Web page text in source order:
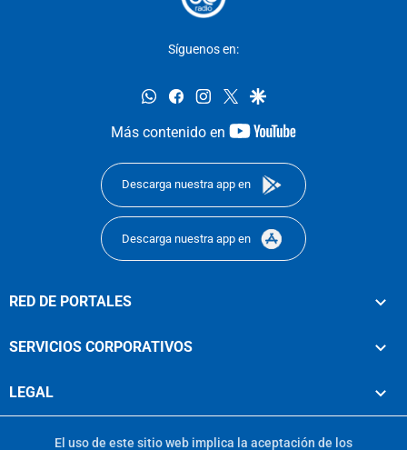
Síguenos en:
whatsappfacebookinstagram
twittergoogle
Más contenido en
youtube-
Descarga nuestra app en
Descarga nuestra app en
RED DE PORTALES
SERVICIOS CORPORATIVOS
LEGAL
El uso de este sitio web implica la aceptación de los